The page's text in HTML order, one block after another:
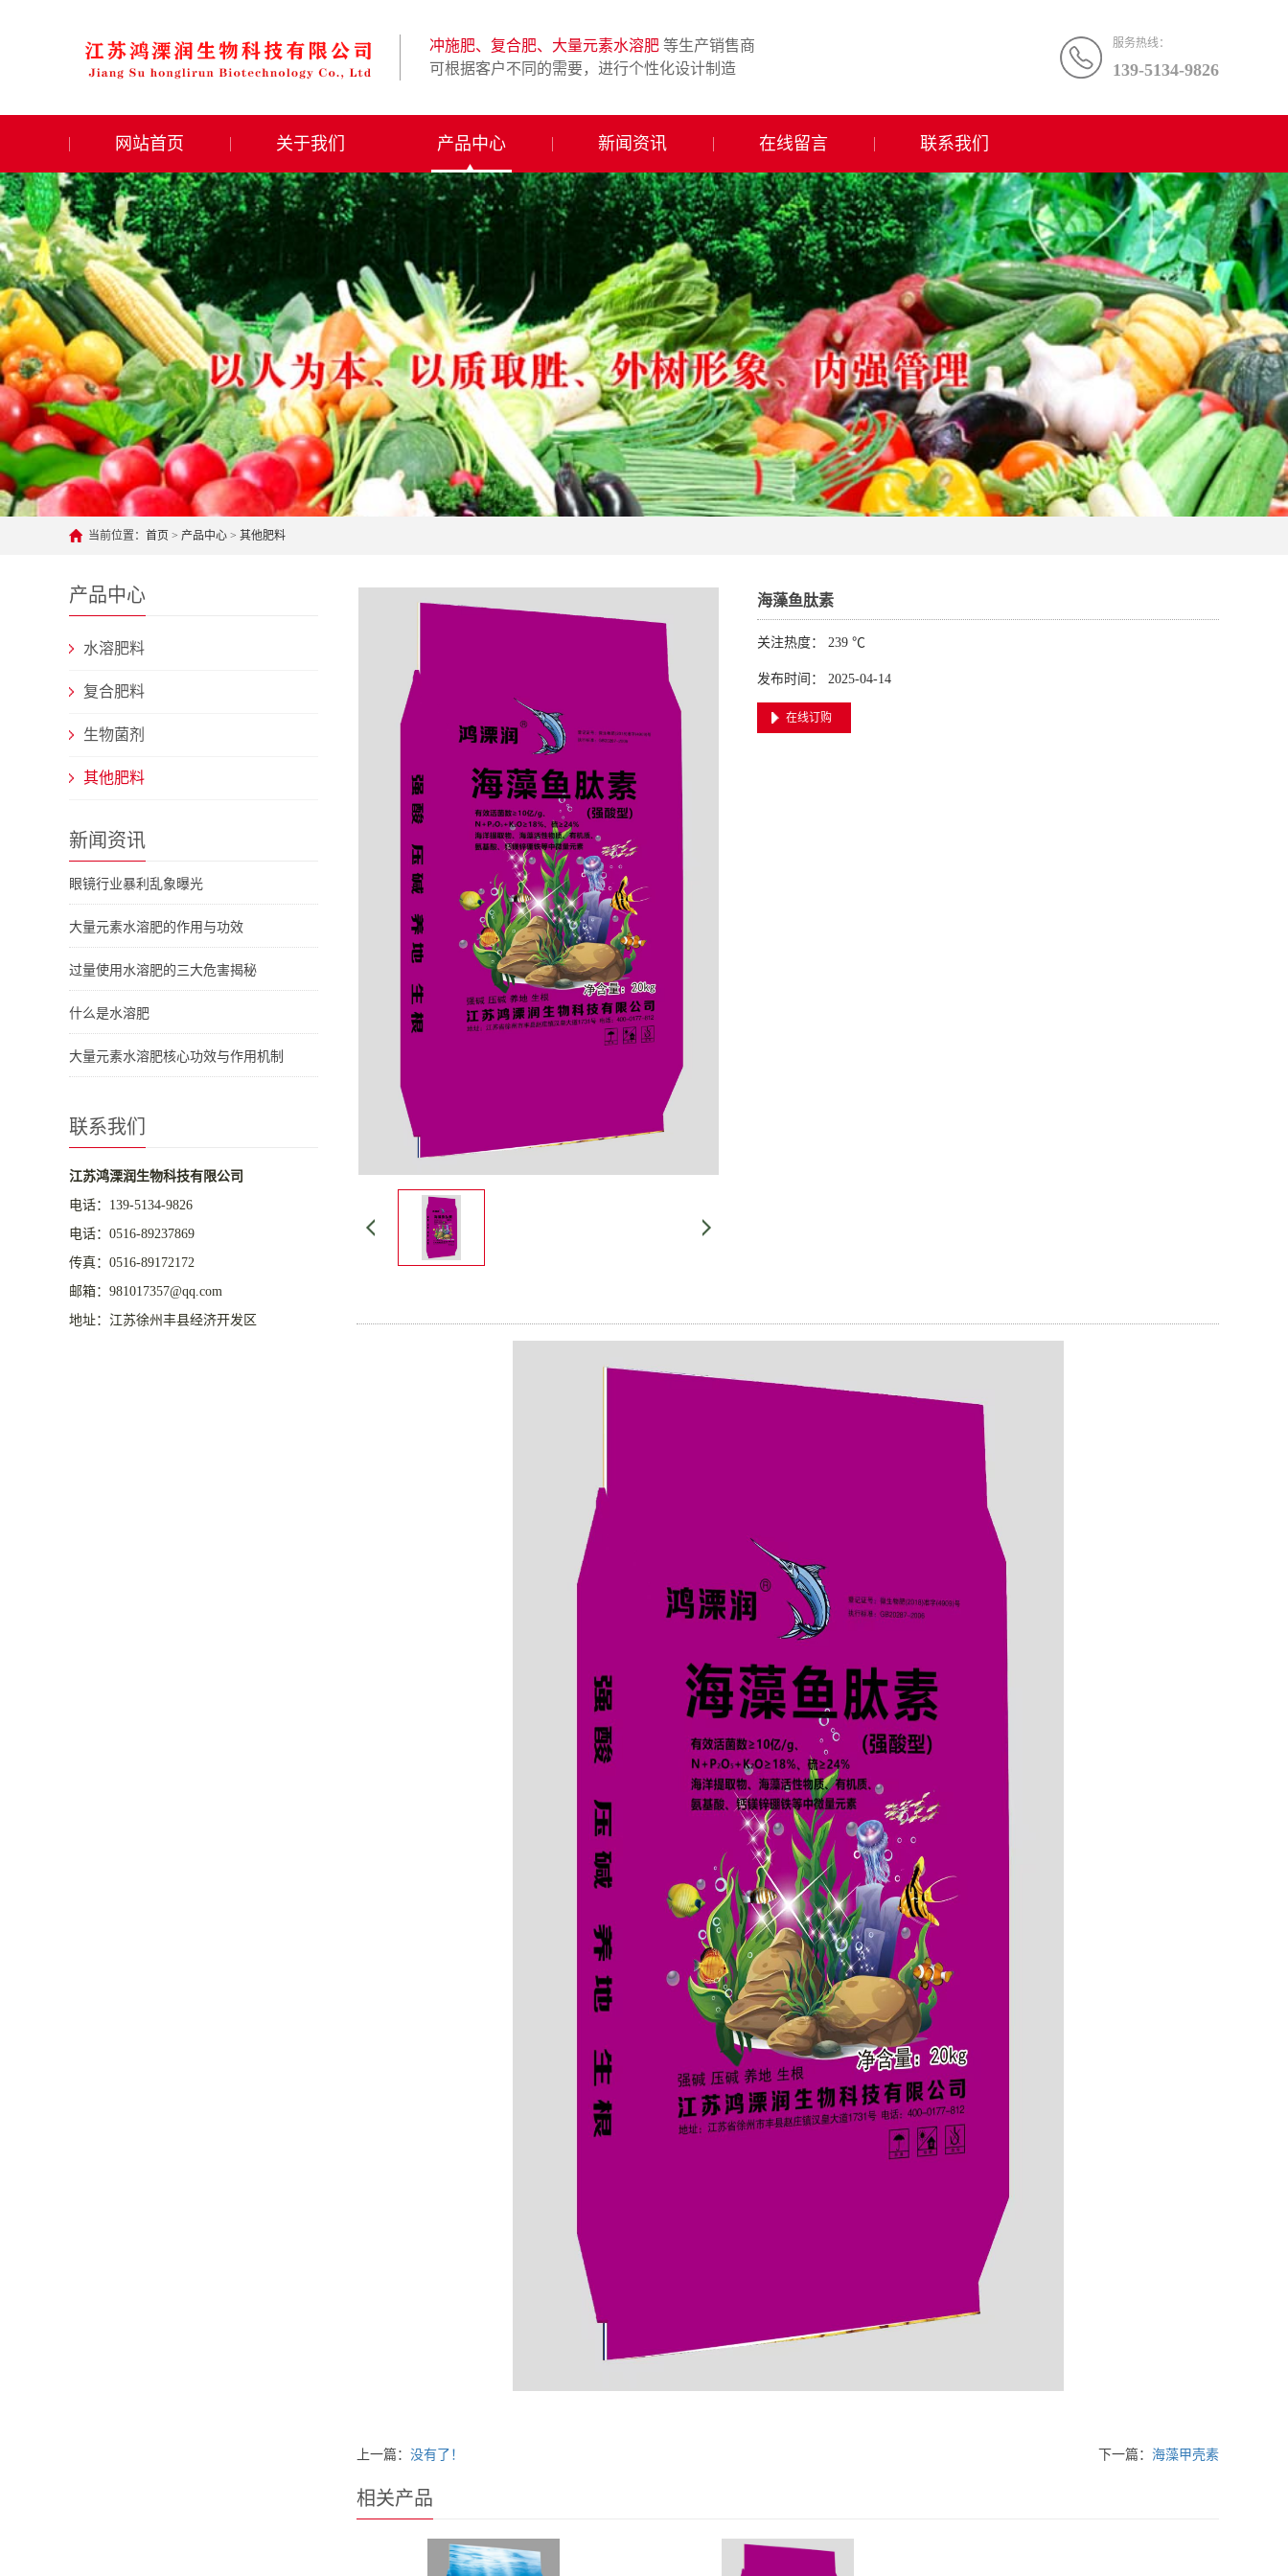
服务热线：
139-5134-9826
冲施肥、复合肥、大量元素水溶肥 等生产销售商
可根据客户不同的需要，进行个性化设计制造
网站首页 关于我们 产品中心 新闻资讯 在线留言 联系我们
当前位置： 首页 > 产品中心 > 其他肥料
产品中心
水溶肥料
复合肥料
生物菌剂
其他肥料
新闻资讯
眼镜行业暴利乱象曝光
大量元素水溶肥的作用与功效
过量使用水溶肥的三大危害揭秘
什么是水溶肥
大量元素水溶肥核心功效与作用机制
联系我们
江苏鸿溧润生物科技有限公司
电话： 139-5134-9826
电话： 0516-89237869
传真：0516-89172172
邮箱：981017357@qq.com
地址：江苏徐州丰县经济开发区
海藻鱼肽素
关注热度： 239 ℃
发布时间： 2025-04-14
在线订购
上一篇： 没有了！ 下一篇： 海藻甲壳素
相关产品